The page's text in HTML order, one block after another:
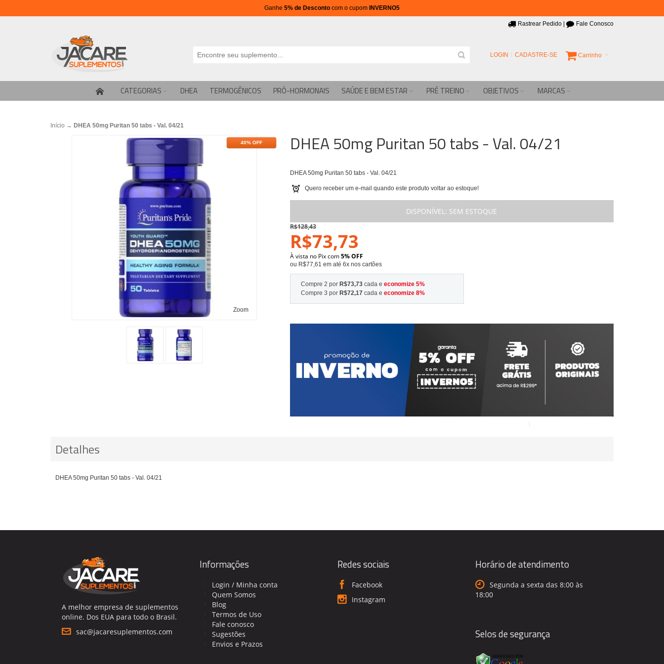
Ganhe 5% de Desconto com o cupom INVERNO5
Rastrear Pedido Fale Conosco
Carrinho
LOGIN CADASTRE-SE
CATEGORIAS DHEA TERMOGÊNICOS PRÓ-HORMONAIS SAÚDE E BEM ESTAR PRÉ TREINO OBJETIVOS MARCAS
Início → DHEA 50mg Puritan 50 tabs - Val. 04/21
Zoom
40% OFF DHEA 50mg Puritan 50 tabs - Val. 04/21
DHEA 50mg Puritan 50 tabs - Val. 04/21
Quero receber um e-mail quando este produto voltar ao estoque!
DISPONÍVEL: SEM ESTOQUE
R$128,43
R$73,73
À vista no Pix com5% OFF
ou R$77,61 em até 6x nos cartões
Compre 2 por R$73,73cada e economize 5%
Compre 3 por R$72,17cada e economize 8%
Detalhes
DHEA 50mg Puritan 50 tabs - Val. 04/21
A melhor empresa de suplementos
online. Dos EUA para todo o Brasil.
sac@jacaresuplementos.com
Informações
Login / Minha conta
Quem Somos
Blog
Termos de Uso
Fale conosco
Sugestões
Envios e Prazos
Redes sociais
Facebook
Instagram
Horário de atendimento
Segunda a sexta das 8:00 às
18:00
Selos de segurança